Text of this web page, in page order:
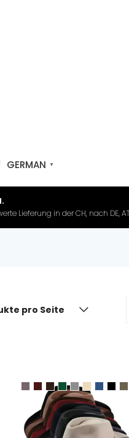
GERMAN ▼
Lieferung in der CH, nach DE, AT,
pro Seite